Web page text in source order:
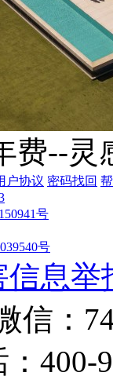
费--灵
户协议 密码找回
号
号
信息举
信：
400-